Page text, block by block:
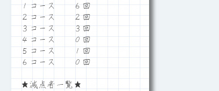
１コース ６回
２コース ２回
３コース ３回
４コース ０回
５コース １回
６コース ０回
★減点者一覧★